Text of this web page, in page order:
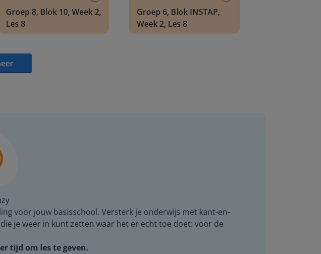
Groep 8, Blok 10, Week 2,
Les 8
Groep 6, Blok INSTAP,
Week 2, Les 8
voor jouw basisschool. Versterk je onderwijs met kant-en-
je weer in kunt zetten waar het er echt toe doet: voor de
tijd om les te geven.